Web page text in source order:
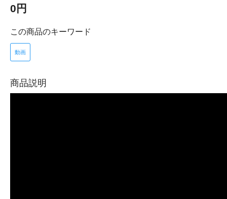
0円
この商品のキーワード
動画
商品説明